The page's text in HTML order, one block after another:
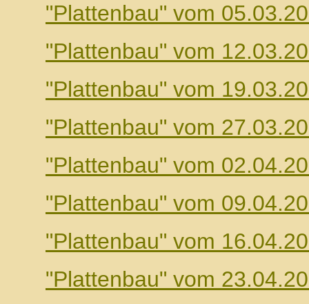
"Plattenbau" vom
"Plattenbau" vom
"Plattenbau" vom
"Plattenbau" vom
"Plattenbau" vom
"Plattenbau" vom
"Plattenbau" vom
"Plattenbau" vom